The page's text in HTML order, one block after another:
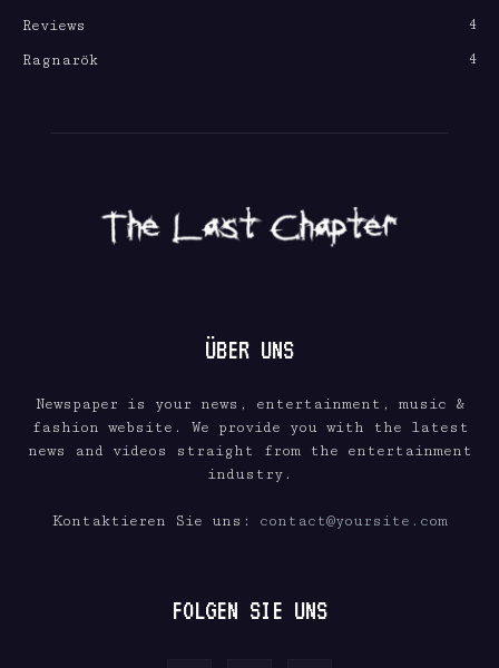
Reviews
4
Ragnarök
4
ÜBER UNS
Newspaper is your news, entertainment, music &
fashion website. We provide you with the latest
news and videos straight from the entertainment
industry.
Kontaktieren Sie uns: contact@yoursite.com
FOLGEN SIE UNS